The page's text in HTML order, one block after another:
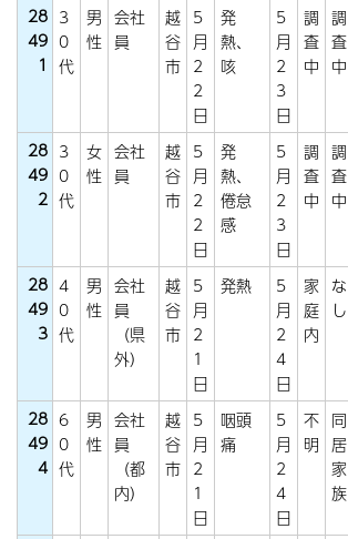
28
49
1
3
0
代
男
性
会社
員
越
谷
市
5
月
2
2
日
発
熱、
咳
5
月
2
3
日
調
査
中
調
査
中
28
49
2
3
0
代
女
性
会社
員
越
谷
市
5
月
2
2
日
発
熱、
倦怠
感
5
月
2
3
日
調
査
中
調
査
中
28
49
3
4
0
代
男
性
会社
員
（県
外）
越
谷
市
5
月
2
1
日
発熱
5
月
2
4
日
家
庭
内
な
し
28
49
4
6
0
代
男
性
会社
員
（都
内）
越
谷
市
5
月
2
1
日
咽頭
痛
5
月
2
4
日
不
明
同
居
家
族